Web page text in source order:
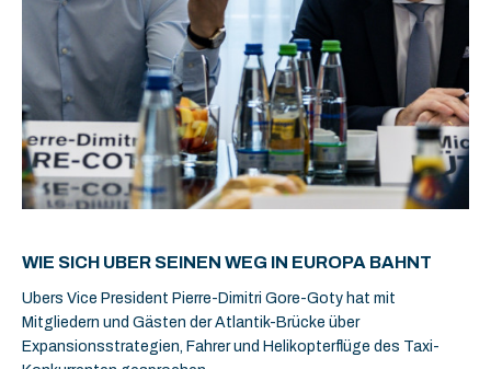
WIE SICH UBER SEINEN WEG IN EUROPA BAHNT
Ubers Vice President Pierre-Dimitri Gore-Goty hat mit
Mitgliedern und Gästen der Atlantik-Brücke über
Expansionsstrategien, Fahrer und Helikopterflüge des Taxi-